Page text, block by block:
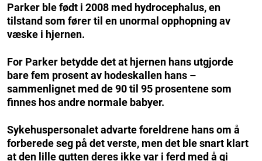
Parker ble født i 2008 med hydrocephalus, en
tilstand som fører til en unormal opphopning av
væske i hjernen.
For Parker betydde det at hjernen hans utgjorde
bare fem prosent av hodeskallen hans –
sammenlignet med de 90 til 95 prosentene som
finnes hos andre normale babyer.
Sykehuspersonalet advarte foreldrene hans om å
forberede seg på det verste, men det ble snart klart
at den lille gutten deres ikke var i ferd med å gi